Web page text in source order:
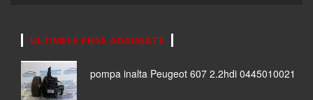
ULTIMELE PIESE ADAUGATE
pompa inalta Peugeot 607 2.2hdi 0445010021